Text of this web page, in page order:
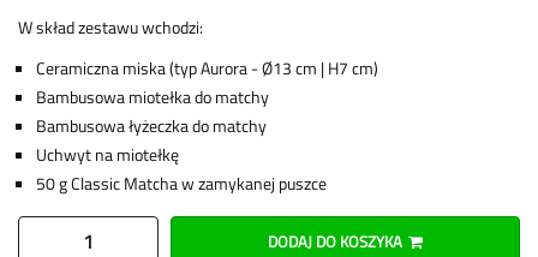
W skład zestawu wchodzi:
Ceramiczna miska (typ Aurora - Ø13 cm | H7 cm)
Bambusowa miotełka do matchy
Bambusowa łyżeczka do matchy
Uchwyt na miotełkę
50 g Classic Matcha w zamykanej puszce
DODAJ DO KOSZYKA